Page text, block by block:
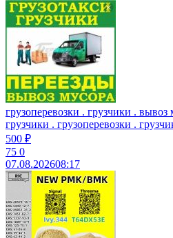
грузоперевозки . грузчики . вывоз
грузчики . грузоперевозки .
500 ₽
75 0
07.08.202608:17